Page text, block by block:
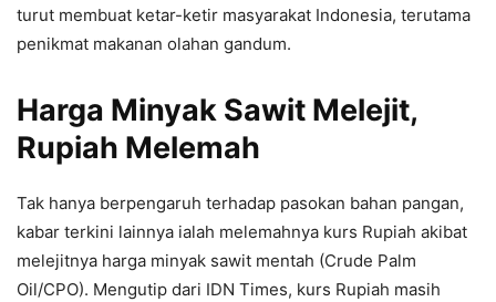
turut membuat ketar-ketir masyarakat Indonesia, terutama
penikmat makanan olahan gandum.
Harga Minyak Sawit Melejit,
Rupiah Melemah
Tak hanya berpengaruh terhadap pasokan bahan pangan,
kabar terkini lainnya ialah melemahnya kurs Rupiah akibat
melejitnya harga minyak sawit mentah (Crude Palm
Oil/CPO). Mengutip dari IDN Times, kurs Rupiah masih